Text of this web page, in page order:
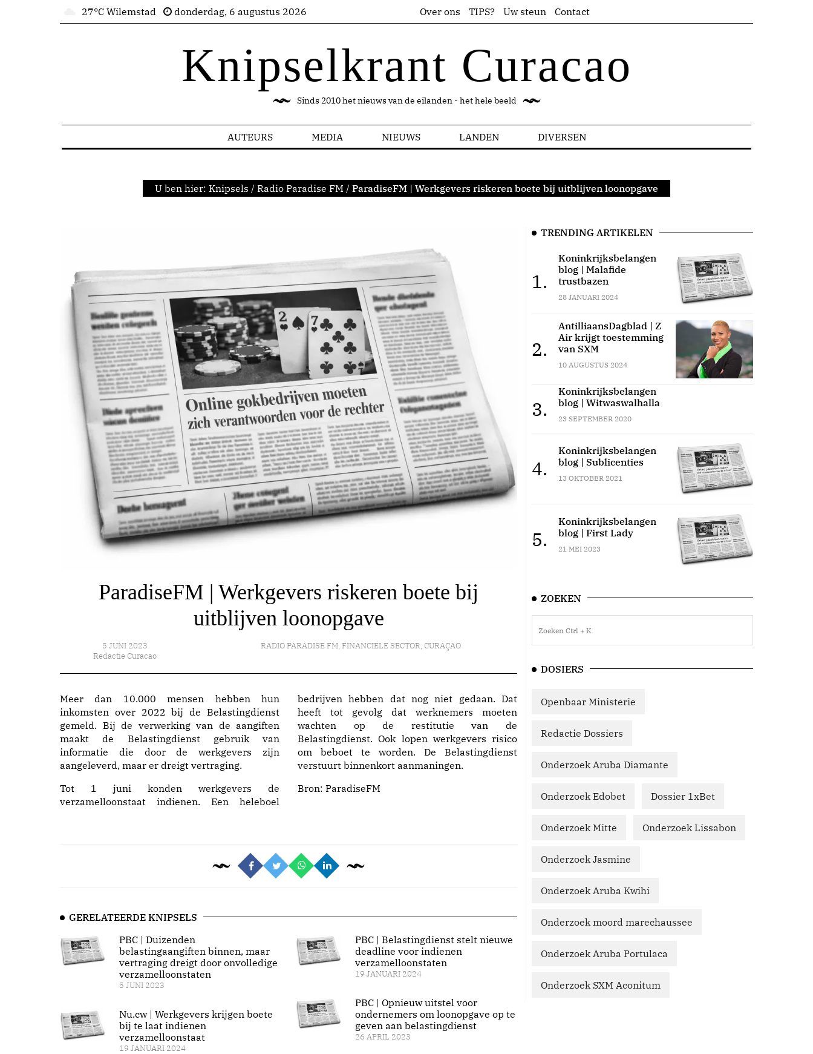
27°C Wilemstad donderdag, 6 augustus 2026 Over ons TIPS? Uw steun Contact
Knipselkrant Curacao
Sinds 2010 het nieuws van de eilanden - het hele beeld
AUTEURS MEDIA NIEUWS LANDEN DIVERSEN
U ben hier: Knipsels / Radio Paradise FM / ParadiseFM | Werkgevers riskeren boete bij uitblijven loonopgave
ParadiseFM | Werkgevers riskeren boete bij
uitblijven loonopgave
5 JUNI 2023
Redactie Curacao
RADIO PARADISE FM,FINANCIELE SECTOR,CURAÇAO
Meer dan 10.000 mensen hebben hun
inkomsten over 2022 bij de Belastingdienst
gemeld. Bij de verwerking van de aangiften
maakt de Belastingdienst gebruik van
informatie die door de werkgevers zijn
aangeleverd, maar er dreigt vertraging.
Tot 1 juni konden werkgevers de
verzamelloonstaat indienen. Een heleboel
bedrijven hebben dat nog niet gedaan. Dat
heeft tot gevolg dat werknemers moeten
wachten op de restitutie van de
Belastingdienst. Ook lopen werkgevers risico
om beboet te worden. De Belastingdienst
verstuurt binnenkort aanmaningen.
Bron: ParadiseFM
GERELATEERDE KNIPSELS
PBC | Duizenden
belastingaangiften binnen, maar
vertraging dreigt door onvolledige
verzamelloonstaten
5 JUNI 2023
Nu.cw | Werkgevers krijgen boete
bij te laat indienen
verzamelloonstaat
19 JANUARI 2024
PBC | Belastingdienst stelt nieuwe
deadline voor indienen
verzamelloonstaten
19 JANUARI 2024
PBC | Opnieuw uitstel voor
ondernemers om loonopgave op te
geven aan belastingdienst
26 APRIL 2023
TRENDING ARTIKELEN
1.
Koninkrijksbelangen
blog | Malafide
trustbazen
28 JANUARI 2024
2.
AntilliaansDagblad | Z
Air krijgt toestemming
van SXM
10 AUGUSTUS 2024
3.
Koninkrijksbelangen
blog | Witwaswalhalla
23 SEPTEMBER 2020
4.
Koninkrijksbelangen
blog | Sublicenties
13 OKTOBER 2021
5.
Koninkrijksbelangen
blog | First Lady
21 MEI 2023
ZOEKEN
DOSIERS
Openbaar Ministerie
Redactie Dossiers
Onderzoek Aruba Diamante
Onderzoek Edobet Dossier 1xBet
Onderzoek Mitte Onderzoek Lissabon
Onderzoek Jasmine
Onderzoek Aruba Kwihi
Onderzoek moord marechaussee
Onderzoek Aruba Portulaca
Onderzoek SXM Aconitum